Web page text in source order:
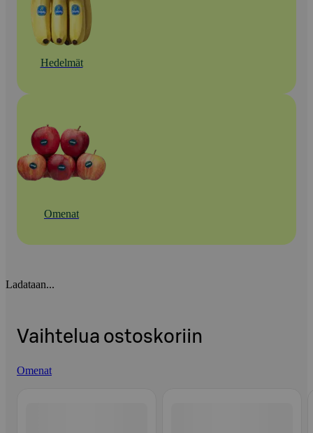
Hedelmät
Omenat
Ladataan...
Vaihtelua ostoskoriin
Omenat